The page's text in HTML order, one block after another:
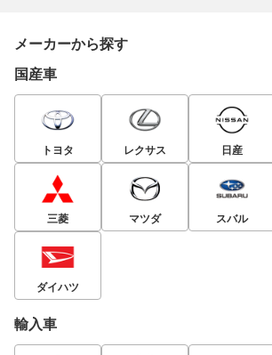
メーカーから探す
国産車
トヨタ レクサス 日産
三菱 マツダ スバル
ダイハツ
輸入車